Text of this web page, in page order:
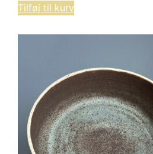
Tilføj til kurv